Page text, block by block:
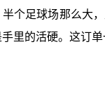
个足球场那么大
里的活硬。这订单